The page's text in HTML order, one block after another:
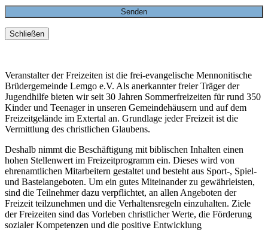
Schließen
Veranstalter der Freizeiten ist die frei-evangelische Mennonitische
Brüdergemeinde Lemgo e.V. Als anerkannter freier Träger der
Jugendhilfe bieten wir seit 30 Jahren Sommerfreizeiten für rund 350
Kinder und Teenager in unseren Gemeindehäusern und auf dem
Freizeitgelände im Extertal an. Grundlage jeder Freizeit ist die
Vermittlung des christlichen Glaubens.
Deshalb nimmt die Beschäftigung mit biblischen Inhalten einen
hohen Stellenwert im Freizeitprogramm ein. Dieses wird von
ehrenamtlichen Mitarbeitern gestaltet und besteht aus Sport-, Spiel-
und Bastelangeboten. Um ein gutes Miteinander zu gewährleisten,
sind die Teilnehmer dazu verpflichtet, an allen Angeboten der
Freizeit teilzunehmen und die Verhaltensregeln einzuhalten. Ziele
der Freizeiten sind das Vorleben christlicher Werte, die Förderung
sozialer Kompetenzen und die positive Entwicklung